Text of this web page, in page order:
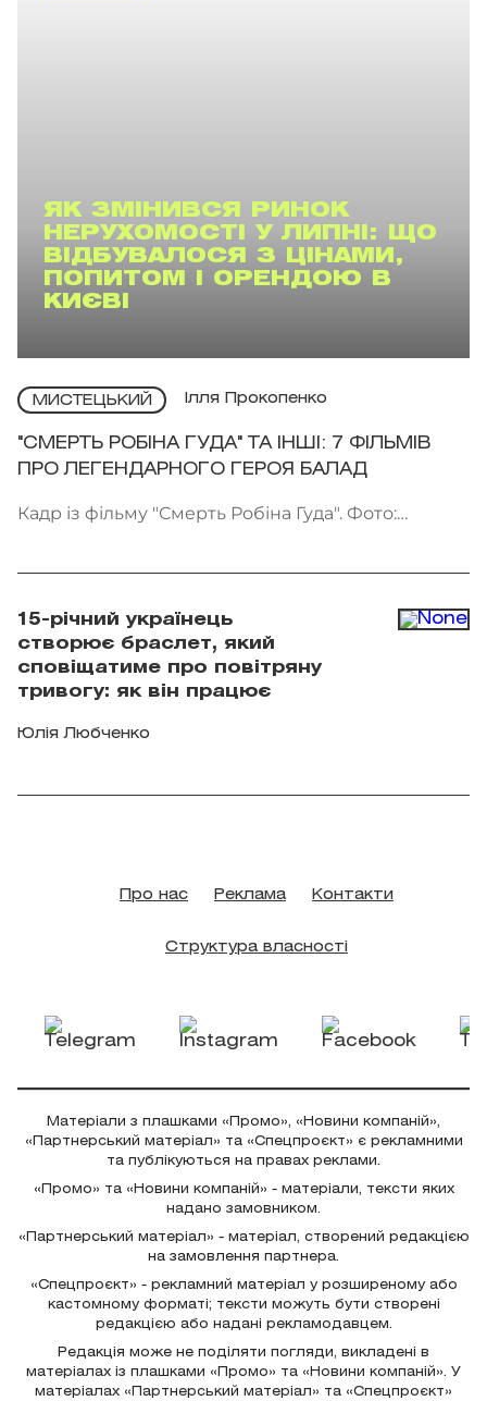
ЯК ЗМІНИВСЯ РИНОК
НЕРУХОМОСТІ У ЛИПНІ: ЩО
ВІДБУВАЛОСЯ З ЦІНАМИ,
ПОПИТОМ І ОРЕНДОЮ В
КИЄВІ
МИСТЕЦЬКИЙ Ілля Прокопенко
"СМЕРТЬ РОБІНА ГУДА" ТА ІНШІ: 7 ФІЛЬМІВ
ПРО ЛЕГЕНДАРНОГО ГЕРОЯ БАЛАД
Кадр із фільму "Смерть Робіна Гуда". Фото:
15-річний українець
створює браслет, який
сповіщатиме про повітряну
тривогу: як він працює
Юлія Любченко
Про нас Реклама Контакти
Структура власності
Матеріали з плашками «Промо», «Новини компаній»,
«Партнерський матеріал» та «Спецпроєкт» є рекламними
та публікуються на правах реклами.
«Промо» та «Новини компаній» - матеріали, тексти яких
надано замовником.
«Партнерський матеріал» - матеріал, створений редакцією
на замовлення партнера.
«Спецпроєкт» - рекламний матеріал у розширеному або
кастомному форматі; тексти можуть бути створені
редакцією або надані рекламодавцем.
Редакція може не поділяти погляди, викладені в
матеріалах із плашками «Промо» та «Новини компаній». У
матеріалах «Партнерський матеріал» та «Спецпроєкт»